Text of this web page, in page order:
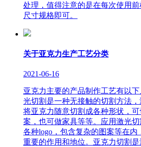
处理，值得注意的是在每次使用
尺寸规格即可。
关于亚克力生产工艺分类
2021-06-16
亚克力主要的产品制作工艺有以
光切割是一种无接触的切割方法
将亚克力随意切割成各种形状，
案，也可做家具等等。应用激光
各种logo，包含复杂的图案等在内
重要的作用和地位。亚克力切割